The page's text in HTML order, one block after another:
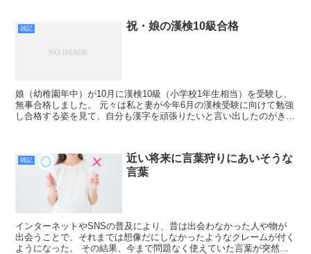
雑記 祝・娘の漢検10級合格
娘（幼稚園年中）が10月に漢検10級（小学校1年生相当）を受験し、
無事合格しました。 元々は私と妻が今年6月の漢検受験に向けて勉強
し合格する姿を見て、自分も漢字を頑張りたいと言い出したのがきっ
雑記
近い将来に言葉狩りにあいそうな
言葉
インターネットやSNSの普及により、昔は出会わなかった人や物が
出会うことで、それまでは想像だにしなかったようなクレームが付く
ようになった。 その結果、今まで問題なく使えていた言葉が突然使